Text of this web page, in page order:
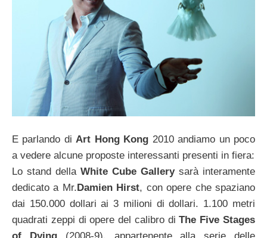
E parlando diArt Hong Kong 2010 andiamo un poco
a vedere alcune proposte interessanti presenti in fiera:
Lo stand della White Cube Gallerysarà interamente
dedicato a Mr. Damien Hirst, con opere che spaziano
dai 150.000 dollari ai 3 milioni di dollari. 1.100 metri
quadrati zeppi di opere del calibro diThe Five Stages